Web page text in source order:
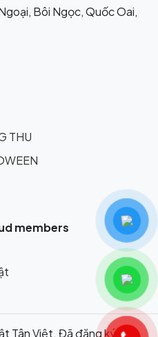
Bôi Ngọc, Quốc Oai,
THU
members
Tân Việt. Đã đăng ký bản